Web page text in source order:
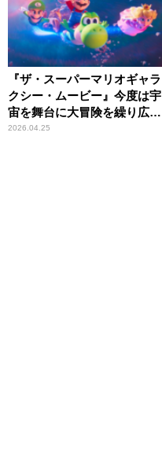
『ザ・スーパーマリオギャラ
クシー・ムービー』今度は宇
宙を舞台に大冒険を繰り広げ
る！
2026.04.25